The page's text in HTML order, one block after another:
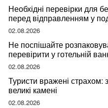
Необхідні перевірки для
перед відправленням у
02.08.2026
Не поспішайте
перевірити у готельній
мандрівниці
02.08.2026
Туристи вражені
великі камені
02.08.2026